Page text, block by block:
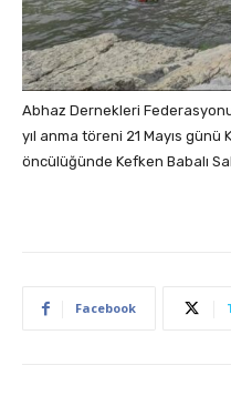
Abhaz Dernekleri
yıl anma töreni 21 Mayıs
öncülüğünde Kefken Babalı
Facebook